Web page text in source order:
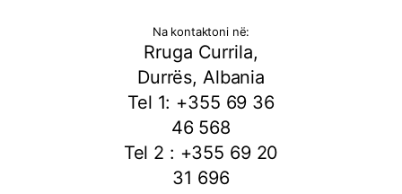
Na kontaktoni në:
Rruga Currila,
Durrës, Albania
Tel 1: +355 69 36
46 568
Tel 2 : +355 69 20
31 696